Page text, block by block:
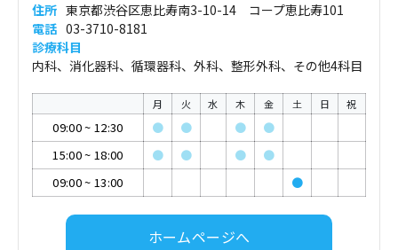
住所 東京都渋谷区恵比寿南3-10-14 コープ恵比寿101
電話 03-3710-8181
診療科目
内科、消化器科、循環器科、外科、整形外科、その他4科目
月 火 水 木 金 土 日 祝
09:00~ 12:30 ● ● ●
●
15:00~ 18:00 ● ● ●
●
09:00~ 13:00 ●
ホームページへ